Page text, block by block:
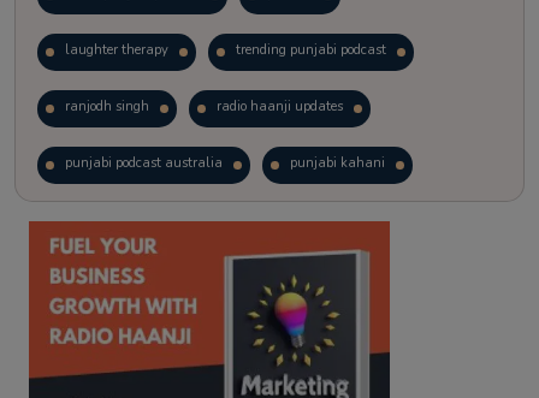
laughter therapy trending punjabi podcast
ranjodh singh radio haanji updates
punjabi podcast australia punjabi kahani
kitaab kahani punjabi story